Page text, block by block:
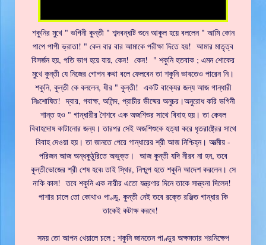
শকুনির মুখে " ভগিনী কুন্তী " শব্দবন্ধটি শুনে আকুল হয়ে বললেন " আমি কোন
পাপে পাপী ভ্রাতা! " কেন বার বার আমাকে পরীক্ষা দিতে হয়! আমার মাতৃত্ব
বিসর্জন হয়, পতি ভাগ হয়ে যায়, কেন! কেন! " শকুনি হতবাক ; এমন শোকের
মুখে কুন্তী যে নিজের গোপন কথা বলে ফেলবেন তা শকুনি ভাবতেও পারেন নি।
শকুনি, কুন্তী কে বললেন, ধীর " কুন্তী! একটি বাক্যের জন্য আজ গান্ধারী
নিঃশোষিত! দ্বার, গবাক্ষ, অলিন্দ, প্রাচীর ভীষ্মের অনুচর।অনুরোধ করি ভগিনী
শান্ত হও " গান্ধারীর শৈশবে এক অজশিশুর সাথে বিবাহ হয়। তা কেবল
বিবাহদোষ কাটানোর জন্য। তারপর সেই অজশিশুকে হত্যা করে ধৃতরাষ্ট্রের সাথে
বিবাহ দেওয়া হয়। তা জানতে পেরে গান্ধারের শ্রী আজ নিশ্চিহ্ন। আত্মীয় -
পরিজন আজ অন্ধকুঠুরিতে অভুক্ত। আজ কুন্তী যদি নীরব না হন, তবে
কুন্তীভোজের শ্রী শেষ হবে৷ তাই স্থির, নিশ্চুপ হতে শকুনি আদেশ করলেন। সে
নাকি কাল! তবে শকুনি এক নারীর এতো যন্ত্রণার দিনে তাকে সান্ত্বনা দিলেন!
পাশার চালে তো কোথাও পাণ্ডু, কুন্তী নেই তবে রক্তে রঞ্জিত গান্ধার কি
তাকেই কটাক্ষ করবে!
সময় তো আপন খেয়ালে চলে ; শকুনি জানতেন পাণ্ডুর অক্ষমতার শরনিক্ষেপ